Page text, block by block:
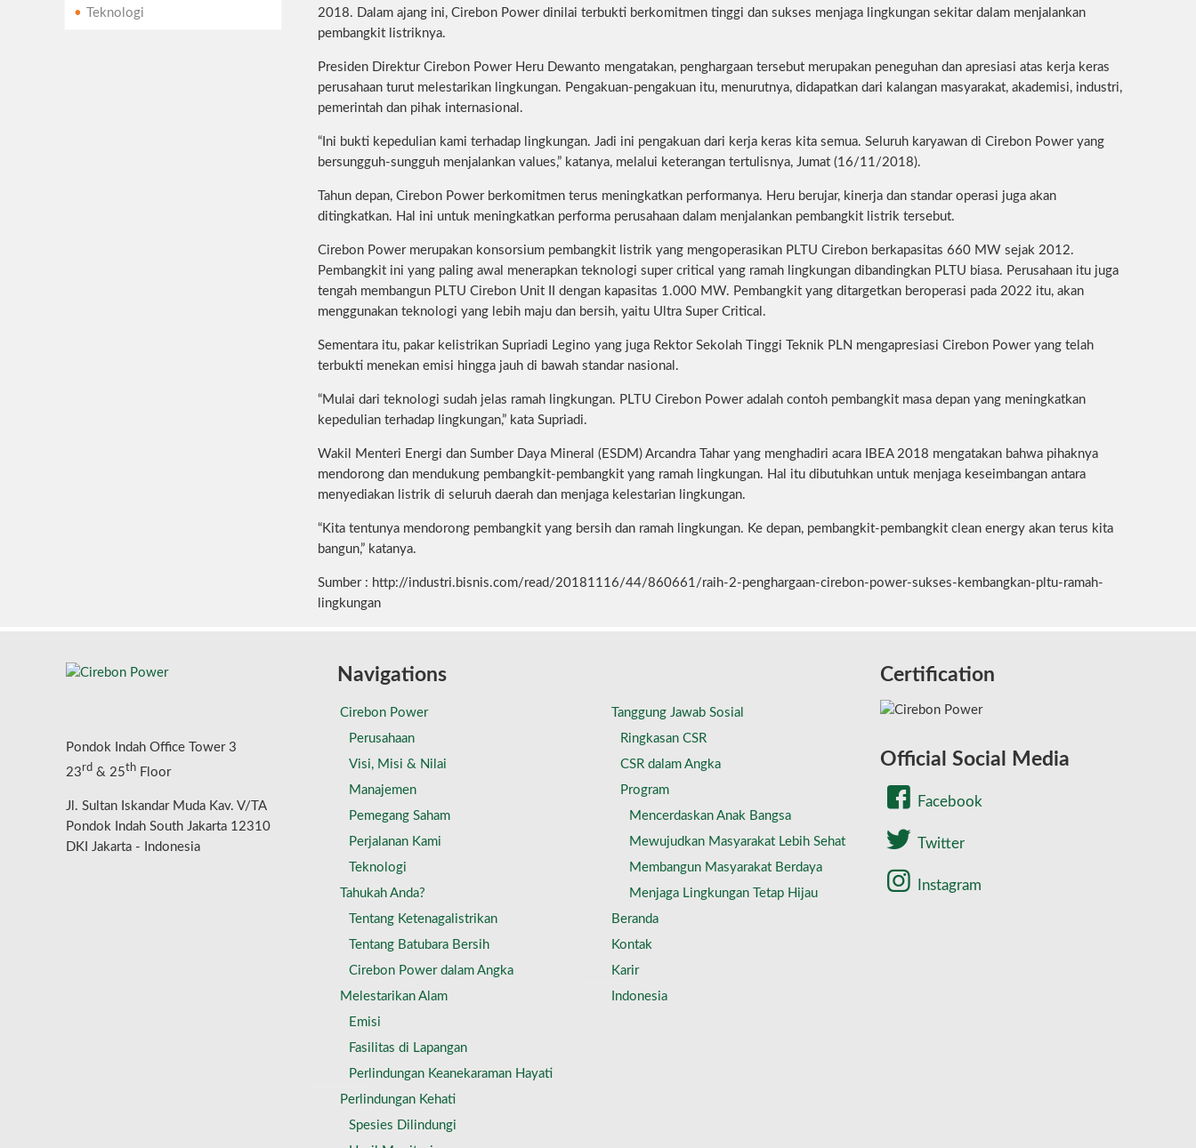
2018. Dalam ajang ini, Cirebon Power dinilai terbukti berkomitmen tinggi dan sukses menjaga lingkungan sekitar dalam menjalankan
pembangkit listriknya.
Presiden Direktur Cirebon Power Heru Dewanto mengatakan, penghargaan tersebut merupakan peneguhan dan apresiasi atas kerja keras
perusahaan turut melestarikan lingkungan. Pengakuan-pengakuan itu, menurutnya, didapatkan dari kalangan masyarakat, akademisi, industri,
pemerintah dan pihak internasional.
“Ini bukti kepedulian kami terhadap lingkungan. Jadi ini pengakuan dari kerja keras kita semua. Seluruh karyawan di Cirebon Power yang
bersungguh-sungguh menjalankan values,” katanya, melalui keterangan tertulisnya, Jumat (16/11/2018).
Tahun depan, Cirebon Power berkomitmen terus meningkatkan performanya. Heru berujar, kinerja dan standar operasi juga akan
ditingkatkan. Hal ini untuk meningkatkan performa perusahaan dalam menjalankan pembangkit listrik tersebut.
Cirebon Power merupakan konsorsium pembangkit listrik yang mengoperasikan PLTU Cirebon berkapasitas 660 MW sejak 2012.
Pembangkit ini yang paling awal menerapkan teknologi super critical yang ramah lingkungan dibandingkan PLTU biasa. Perusahaan itu juga
tengah membangun PLTU Cirebon Unit II dengan kapasitas 1.000 MW. Pembangkit yang ditargetkan beroperasi pada 2022 itu, akan
menggunakan teknologi yang lebih maju dan bersih, yaitu Ultra Super Critical.
Sementara itu, pakar kelistrikan Supriadi Legino yang juga Rektor Sekolah Tinggi Teknik PLN mengapresiasi Cirebon Power yang telah
terbukti menekan emisi hingga jauh di bawah standar nasional.
“Mulai dari teknologi sudah jelas ramah lingkungan. PLTU Cirebon Power adalah contoh pembangkit masa depan yang meningkatkan
kepedulian terhadap lingkungan,” kata Supriadi.
Wakil Menteri Energi dan Sumber Daya Mineral (ESDM) Arcandra Tahar yang menghadiri acara IBEA 2018 mengatakan bahwa pihaknya
mendorong dan mendukung pembangkit-pembangkit yang ramah lingkungan. Hal itu dibutuhkan untuk menjaga keseimbangan antara
menyediakan listrik di seluruh daerah dan menjaga kelestarian lingkungan.
“Kita tentunya mendorong pembangkit yang bersih dan ramah lingkungan. Ke depan, pembangkit-pembangkit clean energy akan terus kita
bangun,” katanya.
Sumber : http://industri.bisnis.com/read/20181116/44/860661/raih-2-penghargaan-cirebon-power-sukses-kembangkan-pltu-ramah-
lingkungan
Teknologi
Pondok Indah Office Tower 3
23rd & 25th Floor
Jl. Sultan Iskandar Muda Kav. V/TA
Pondok Indah South Jakarta 12310
DKI Jakarta - Indonesia
Navigations
Cirebon Power
Perusahaan
Visi, Misi & Nilai
Manajemen
Pemegang Saham
Perjalanan Kami
Teknologi
Tahukah Anda?
Tentang Ketenagalistrikan
Tentang Batubara Bersih
Cirebon Power dalam Angka
Melestarikan Alam
Emisi
Fasilitas di Lapangan
Perlindungan Keanekaraman Hayati
Perlindungan Kehati
Spesies Dilindungi
Tanggung Jawab Sosial
Ringkasan CSR
CSR dalam Angka
Program
Mencerdaskan Anak Bangsa
Mewujudkan Masyarakat Lebih Sehat
Membangun Masyarakat Berdaya
Menjaga Lingkungan Tetap Hijau
Beranda
Kontak
Karir
Indonesia
Certification
Official Social Media
Facebook
Twitter
Instagram